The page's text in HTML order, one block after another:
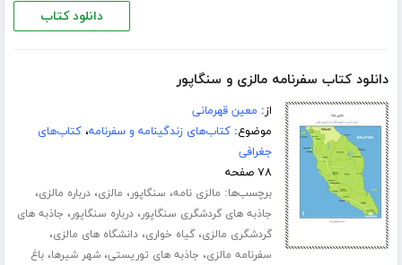
دانلود کتاب
دانلود کتاب سفرنامه مالزی و سنگاپور
از: معین قهرمانی
موضوع:کتاب‌های زندگینامه و سفرنامه،کتاب‌های
جغرافی
۷۸ صفحه
برچسب‌ها: مالزی نامه، سنگاپور، مالزی،درباره مالزی،
جاذبه های گردشگری سنگاپور،درباره سنگاپور، جاذبه های
گردشگری مالزی،گیاه خواری،دانشگاه های مالزی،
سفرنامه مالزی، جاذبه های توریستی،شهر شیرها،باغ